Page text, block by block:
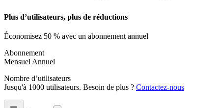
Plus d’utilisateurs, plus de réductions
Économisez 50 % avec un abonnement annuel
Abonnement
Mensuel Annuel
Nombre d’utilisateurs
Jusqu'à 1000 utilisateurs. Besoin de plus ? Contactez-nous